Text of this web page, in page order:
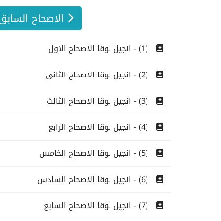
الاصحاح السابق
(1) - انجيل لوقا الاصحاح الاول
(2) - انجيل لوقا الاصحاح الثانى
(3) - انجيل لوقا الاصحاح الثالث
(4) - انجيل لوقا الاصحاح الرابع
(5) - انجيل لوقا الاصحاح الخامس
(6) - انجيل لوقا الاصحاح السادس
(7) - انجيل لوقا الاصحاح السابع